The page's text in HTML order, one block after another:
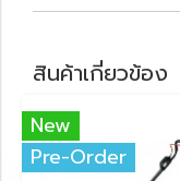
สินค้าเกี่ยวข้อง
New
Pre-Order